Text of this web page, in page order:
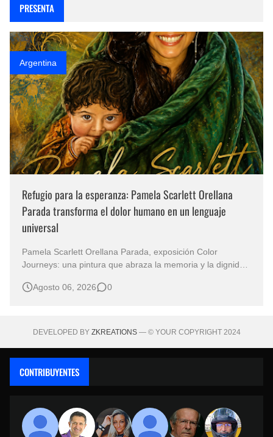
PRESENTA
Argentina
Refugio para la esperanza: Pamela Scarlett Orellana
Parada transforma el dolor humano en un lenguaje
universal
Pamela Scarlett Orellana Parada, exposición Color
Journeys: una pintura que abraza la memoria y la dignidad
obras no necesitan levantar la voz para permanecer en la
Agosto 06, 2026 0
DEVELOPED BY ZKREATIONS— © YOUR COPYRIGHT 2024
CONTRIBUYENTES